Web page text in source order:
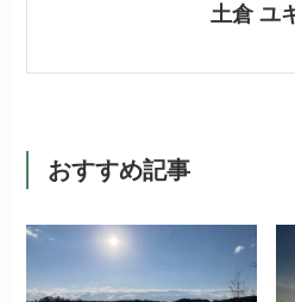
土倉 ユ
おすすめ記事